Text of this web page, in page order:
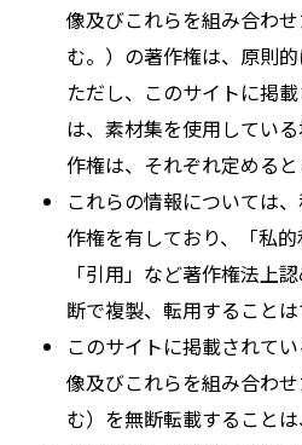
像及びこれらを組み合わ
む。）の著作権は、原則的
ただし、このサイトに掲
は、素材集を使用してい
作権は、それぞれ定めると
これらの情報については
作権を有しており、「私
「引用」など著作権法上
断で複製、転用することは
このサイトに掲載されて
像及びこれらを組み合わ
む）を無断転載することは